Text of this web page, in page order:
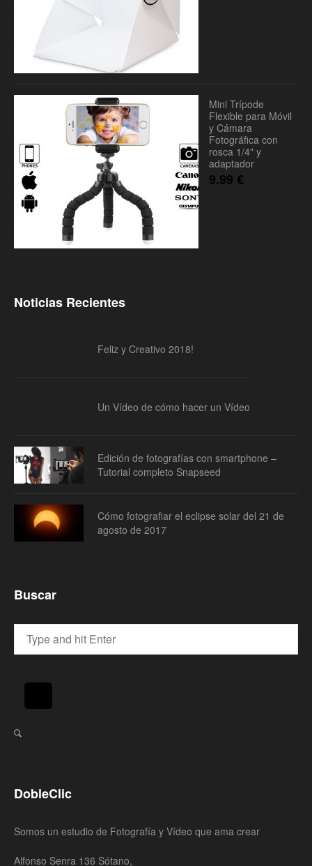
Mini Trípode
Flexible para Móvil
y Cámara
Fotográfica con
rosca 1/4" y
adaptador
9.99 €
Noticias Recientes
Feliz y Creativo 2018!
Un Vídeo de cómo hacer un Vídeo
Edición de fotografías con smartphone –
Tutorial completo Snapseed
Cómo fotografiar el eclipse solar del 21 de
agosto de 2017
Buscar
DobleClic
Somos un estudio de Fotografía y Vídeo que ama crear
Alfonso Senra 136 Sótano,